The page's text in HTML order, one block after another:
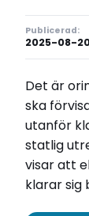
Publicerad:
2025-08-
Det är
ska
utanför
statlig
visar att
klarar sig